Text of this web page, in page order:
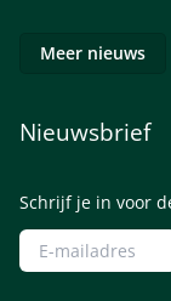
Meer nieuws
Nieuwsbrief
Schrijf je in voor